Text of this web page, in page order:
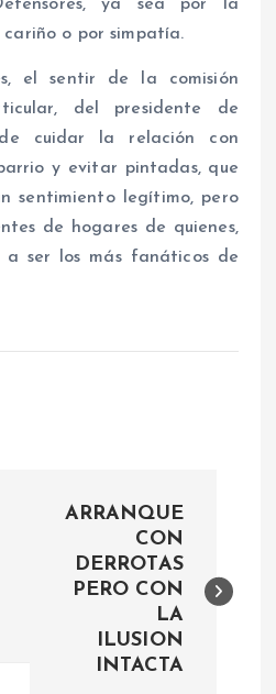
ya sea por la
o por simpatía.
el sentir de la comisión
del presidente de
cuidar la relación con
y evitar pintadas, que
sentimiento legítimo, pero
de hogares de quienes,
a ser los más fanáticos de
ARRANQUE
CON
DERROTAS
PERO CON
LA
ILUSION
INTACTA